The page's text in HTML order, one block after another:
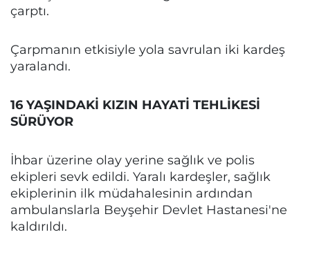
çarptı.
Çarpmanın etkisiyle yola savrulan iki kardeş
yaralandı.
16 YAŞINDAKİ KIZIN HAYATİ TEHLİKESİ
SÜRÜYOR
İhbar üzerine olay yerine sağlık ve polis
ekipleri sevk edildi. Yaralı kardeşler, sağlık
ekiplerinin ilk müdahalesinin ardından
ambulanslarla Beyşehir Devlet Hastanesi'ne
kaldırıldı.